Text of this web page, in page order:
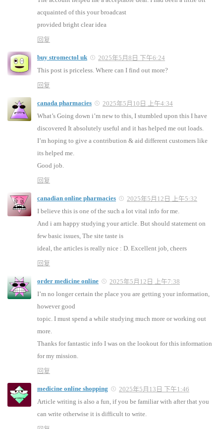
acquainted of this your broadcast
provided bright clear idea
回复
buy stromectol uk
2025年5月8日 下午6:24
This post is priceless. Where can I find out more?
回复
canada pharmacies
2025年5月10日 上午4:34
What’s Going down i’m new to this, I stumbled upon this I have
discovered It absolutely useful and it has helped me out loads.
I’m hoping to give a contribution & aid different customers like
its helped me.
Good job.
回复
canadian online pharmacies
2025年5月12日 上午5:32
I believe this is one of the such a lot vital info for me.
And i am happy studying your article. But should statement on
few basic issues, The site taste is
ideal, the articles is really nice : D. Excellent job, cheers
回复
order medicine online
2025年5月12日 上午7:38
I’m no longer certain the place you are getting your information,
however good
topic. I must spend a while studying much more or working out
more.
Thanks for fantastic info I was on the lookout for this information
for my mission.
回复
medicine online shopping
2025年5月13日 下午1:46
Article writing is also a fun, if you be familiar with after that you
can write otherwise it is difficult to write.